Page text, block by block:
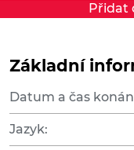
Přidat
Základní
Datum a čas
Jazyk: